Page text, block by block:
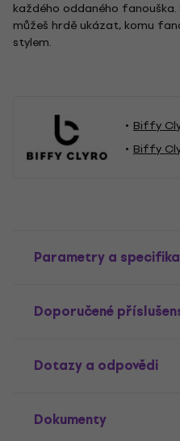
každého oddaného
můžeš hrdě ukázat, komu
stylem.
Biffy
Biffy
Parametry a
Doporučené
Dotazy a odpovědi
Dokumenty